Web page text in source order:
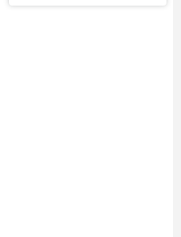
Gói bảo hành mặc định: Bảo